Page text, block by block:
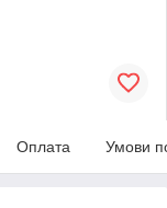
Оплата Умови